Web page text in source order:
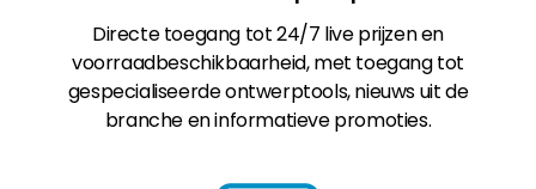
Directe toegang tot 24/7 live prijzen en
voorraadbeschikbaarheid, met toegang tot
gespecialiseerde ontwerptools, nieuws uit de
branche en informatieve promoties.